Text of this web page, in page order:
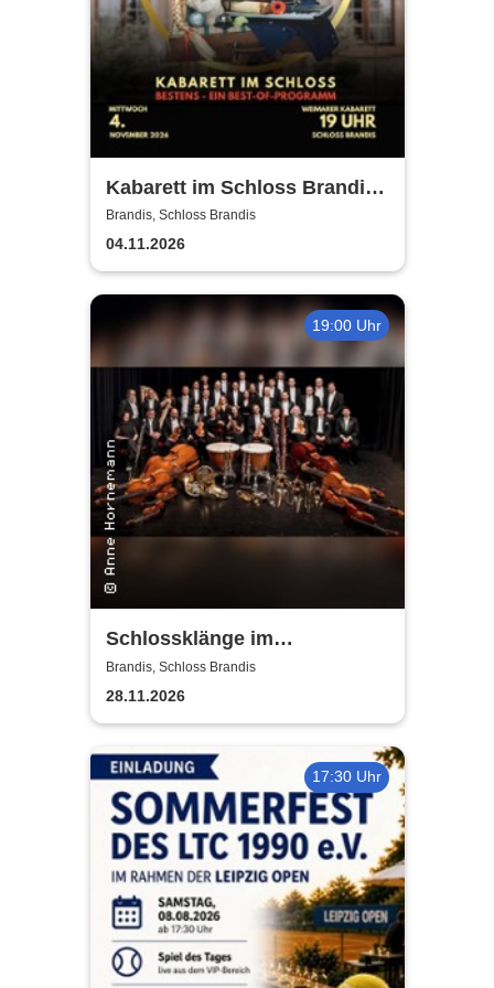
Kabarett im Schloss Brandis |
Weimarer Kabarett
Brandis, Schloss Brandis
04.11.2026
19:00 Uhr
Schlossklänge im
Kerzenschein -
Adventskonzert
Brandis, Schloss Brandis
28.11.2026
17:30 Uhr